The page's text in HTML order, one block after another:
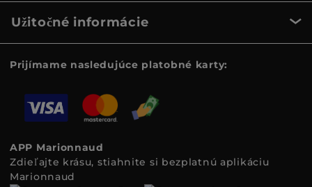
Užitočné informácie
Prijímame nasledujúce platobné karty:
APP Marionnaud
Zdieľajte krásu, stiahnite si bezplatnú aplikáciu
Marionnaud